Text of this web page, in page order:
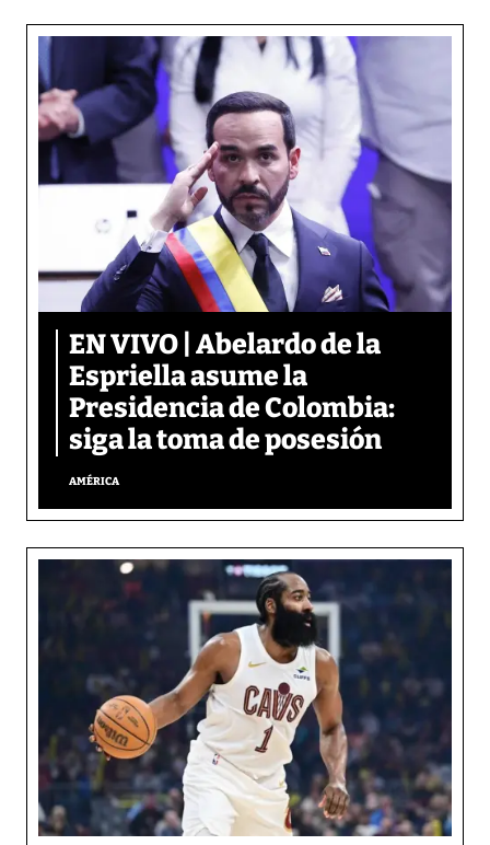
EN VIVO | Abelardo de la
Espriella asume la
Presidencia de Colombia:
siga la toma de posesión
AMÉRICA